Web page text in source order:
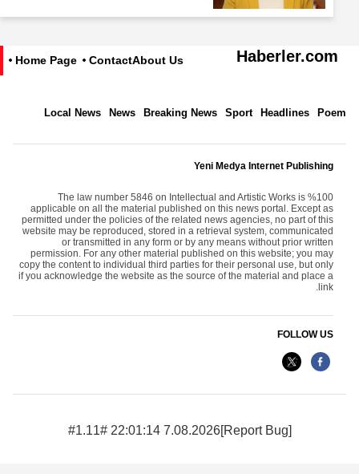
Haberler.com
About Us
Contact
Home Page
Poem
Headlines
Sport
Breaking News
News
Local News
Yeni Medya Internet Publishing
The law number 5846 on Intellectual and Artistic Works is %100
applicable on all the material published on this news portal. Except as
permitted under the policies of the related news agencies, no part of this
website may be reproduced, stored in a retrieval system, communicated
or transmitted in any form or by any means without prior written
permission. For any other material published on this website; you may
copy the content to individual third parties for their personal use, but only
if you acknowledge the website as the source of the material and place a
link.
FOLLOW US
7.08.2026 22:01:14 #1.11#